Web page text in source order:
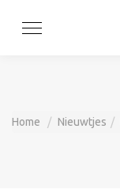
Home Nieuwtjes